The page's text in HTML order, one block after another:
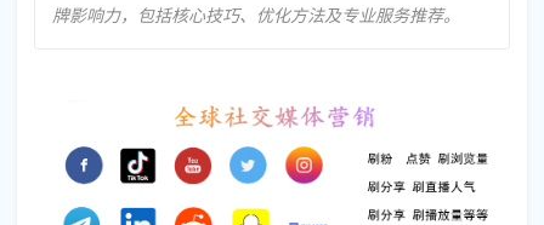
牌影响力，包括核心技巧、优化方法及专业服务推荐。